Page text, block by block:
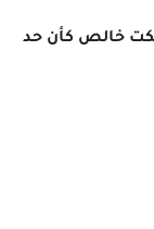
خالص كأن حد